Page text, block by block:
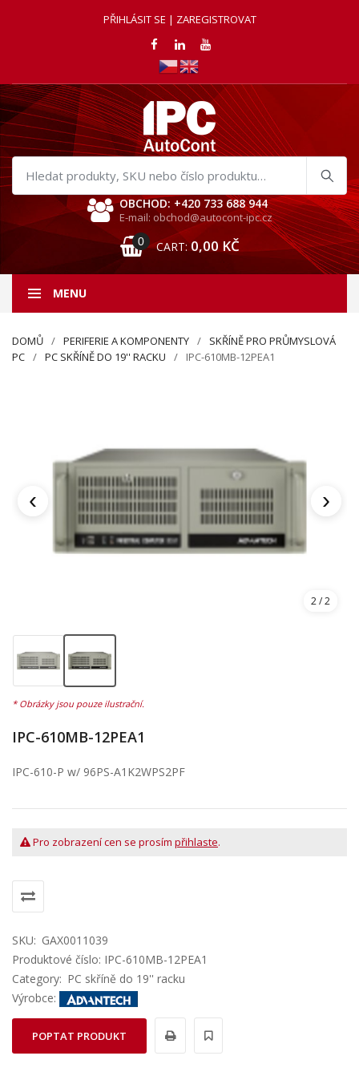
PŘIHLÁSIT SE | ZAREGISTROVAT
Hledat
produkty
OBCHOD: +420 733 688 944
E-mail: obchod@autocont-ipc.cz
0 CART: 0,00 KČ
MENU
DOMŮ PERIFERIE A KOMPONENTY
SKŘÍNĚ PRO PRŮMYSLOVÁ
PC
PC SKŘÍNĚ DO 19'' RACKU IPC-610MB-12PEA1
‹ ›
2/ 2
IPC-610MB-12PEA1
IPC-610-P w/ 96PS-A1K2WPS2PF
Pro zobrazení cen se prosím přihlaste.
SKU: GAX0011039
Produktové číslo: IPC-610MB-12PEA1
Category: PC skříně do 19'' racku
Výrobce:
POPTAT PRODUKT